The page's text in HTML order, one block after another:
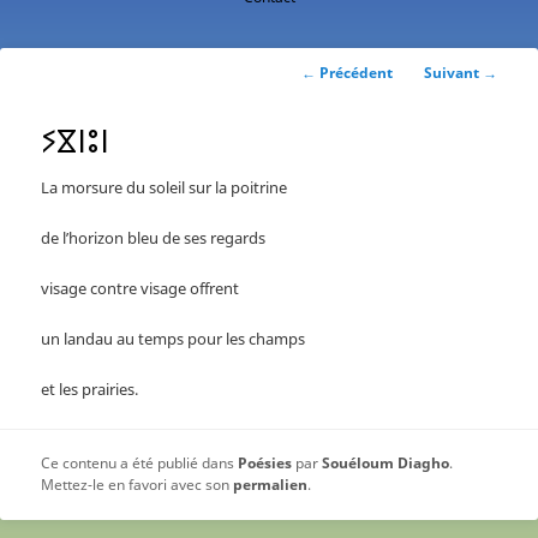
Navigation
← Précédent Suivant →
ⵢⴵⵏⵓⵏ
La morsure du soleil sur la poitrine
de l’horizon bleu de ses regards
visage contre visage offrent
un landau au temps pour les champs
et les prairies.
Ce contenu a été publié dans Poésies parSouéloum Diagho.
Mettez-le en favori avec son permalien.